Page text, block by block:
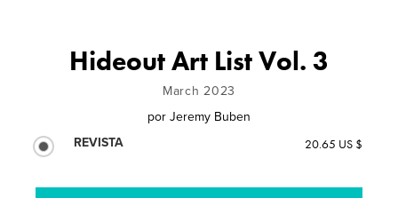
Hideout Art List Vol. 3
March 2023
por Jeremy Buben
REVISTA
20.65 US $